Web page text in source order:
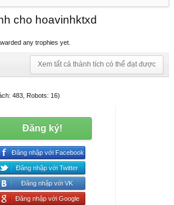
cho hoavinhktxd
any trophies yet.
Xem tất cả thành tích có thể đạt được
483, Robots: 16)
Đăng ký!
Đăng nhập với Facebook
Đăng nhập với Twitter
Đăng nhập với VK
Đăng nhập với Google